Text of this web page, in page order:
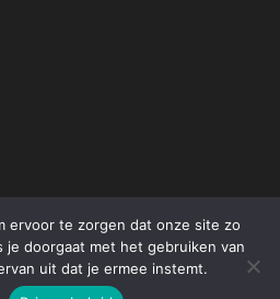
ervoor te zorgen dat onze site zo
je doorgaat met het gebruiken van
uit dat je ermee instemt.